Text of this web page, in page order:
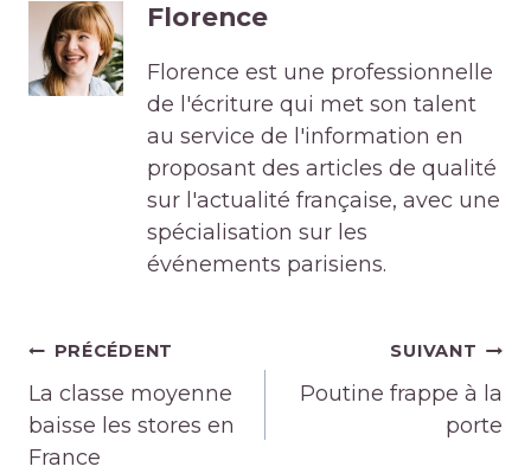
Florence
Florence est une professionnelle
de l'écriture qui met son talent
au service de l'information en
proposant des articles de qualité
sur l'actualité française, avec une
spécialisation sur les
événements parisiens.
Navigation
de
l’article
PRÉCÉDENT
La classe moyenne
baisse les stores en
France
SUIVANT
Poutine frappe à la
porte